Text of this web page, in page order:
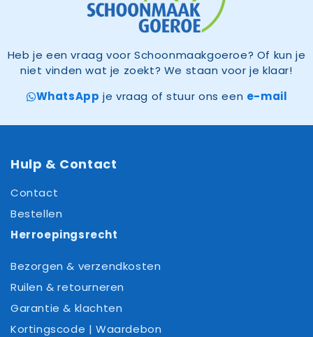
Heb je een vraag voor Schoonmaakgoeroe? Of kun je
niet vinden wat je zoekt? We staan voor je klaar!
WhatsApp je vraag of stuur ons een e-mail
Hulp & Contact
Contact
Bestellen
Herroepingsrecht
Bezorgen & verzendkosten
Ruilen & retourneren
Garantie & klachten
Kortingscode | Waardebon